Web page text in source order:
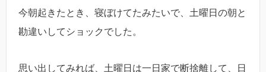
今朝起きたとき、寝ぼけてたみたいで、土曜日の朝と
勘違いしてショックでした。
思い出してみれば、土曜日は一日家で断捨離して、日